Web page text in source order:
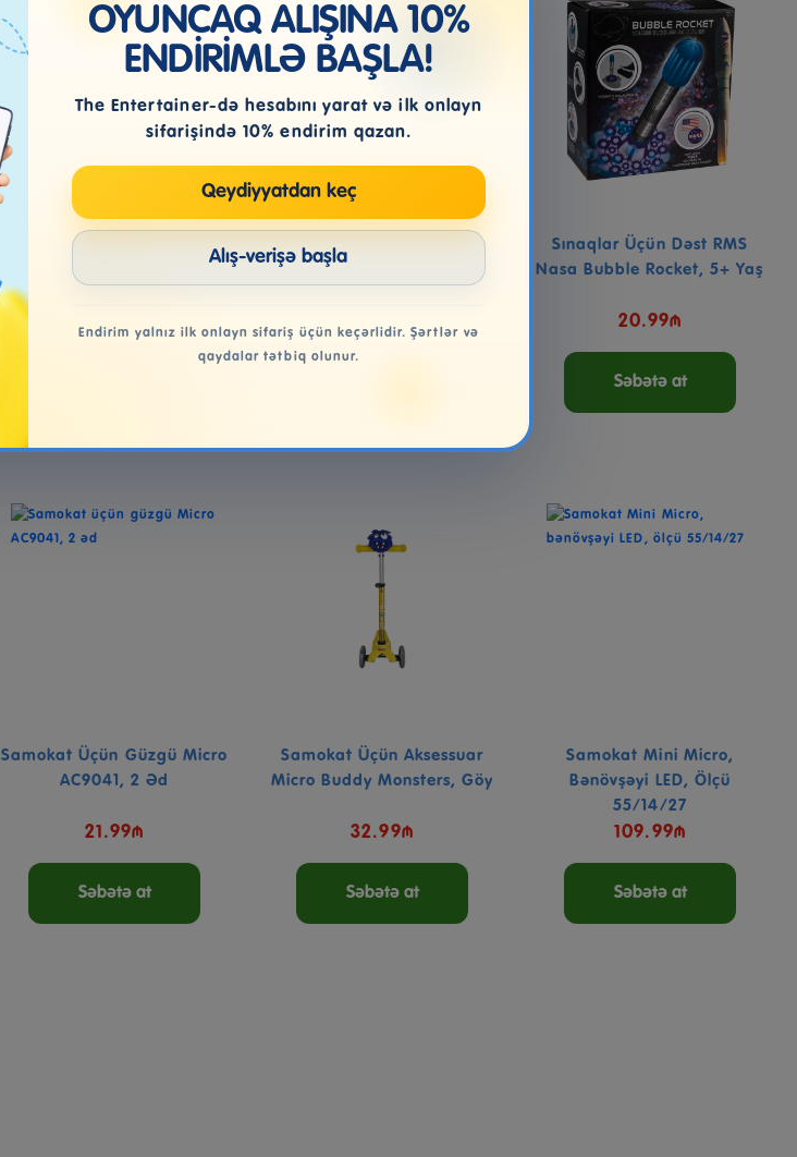
Su Blasteri Addo Play LTD
Typhoon Twister 322-1010...
22.99₼
Su Blasteri Addo Play LTD
Lightning Bolts Mini Bla...
4.00₼
Sınaqlar Üçün Dəst RMS
Nasa Bubble Rocket, 5+ Yaş
20.99₼
Səbətə at
Samokat Üçün Güzgü Micro
AC9041, 2 Əd
21.99₼
Səbətə at
Samokat Üçün Aksessuar
Micro Buddy Monsters, Göy
32.99₼
Səbətə at
Samokat Mini Micro,
Bənövşəyi LED, Ölçü
55/14/27
109.99₼
Səbətə at
OYUNCAQ ALIŞINA 10%
ENDİRİMLƏ BAŞLA!
The Entertainer-də hesabını yarat və ilk onlayn
sifarişində 10% endirim qazan.
Qeydiyyatdan keç
Alış-verişə başla
Endirim yalnız ilk onlayn sifariş üçün keçərlidir. Şərtlər və
qaydalar tətbiq olunur.